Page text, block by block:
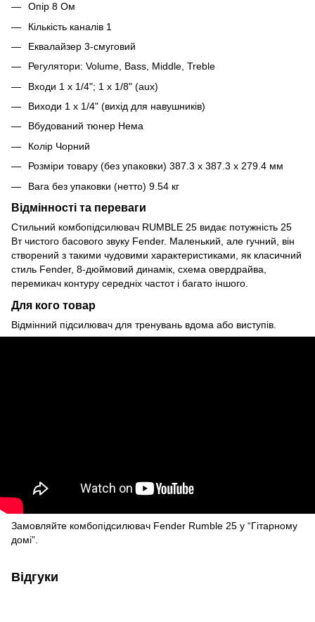
Опір 8 Ом
Кількість каналів 1
Еквалайзер 3-смуговий
Регулятори: Volume, Bass, Middle, Treble
Входи 1 x 1/4"; 1 x 1/8" (aux)
Виходи 1 x 1/4" (вихід для навушників)
Вбудований тюнер Нема
Колір Чорний
Розміри товару (без упаковки) 387.3 x 387.3 x 279.4 мм
Вага без упаковки (нетто) 9.54 кг
Відмінності та переваги
Стильний комбопідсилювач RUMBLE 25 видає потужність 25
Вт чистого басового звуку Fender. Маленький, але гучний, він
створений з такими чудовими характеристиками, як класичний
стиль Fender, 8-дюймовий динамік, схема овердрайва,
перемикач контуру середніх частот і багато іншого.
Для кого товар
Відмінний підсилювач для тренувань вдома або виступів.
Замовляйте комбопідсилювач Fender Rumble 25 у “Гітарному
домі”.
Відгуки